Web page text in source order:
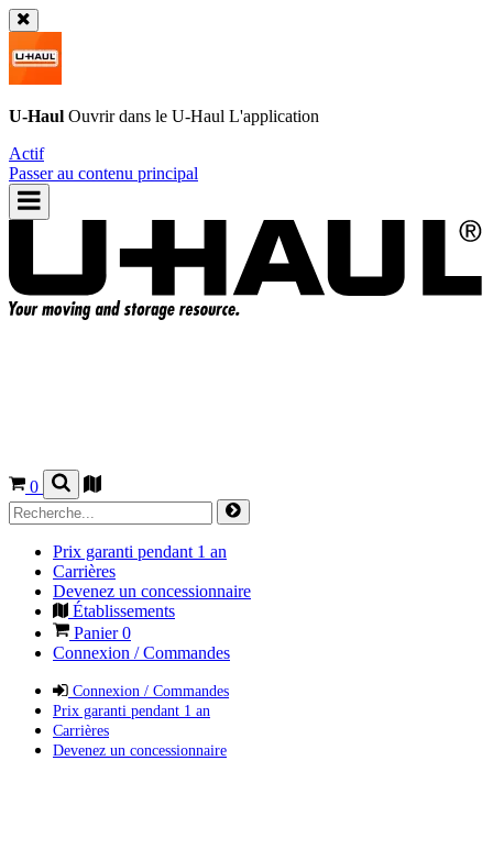
U-Haul Ouvrir dans le U-Haul L'application
Actif
Passer au contenu principal
0
Prix garanti pendant 1 an
Carrières
Devenez un concessionnaire
Établissements
Panier0
Connexion / Commandes
Connexion / Commandes
Prix garanti pendant 1 an
Carrières
Devenez un concessionnaire